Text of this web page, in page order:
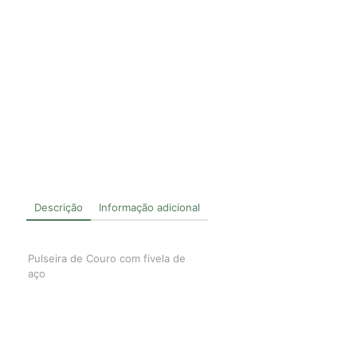
Descrição Informação adicional
Pulseira de Couro com fivela de
aço